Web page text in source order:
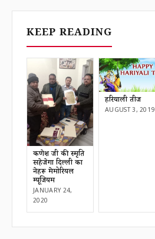
KEEP READING
करुणेश जी की स्मृति
सहेजेगा दिल्ली का
नेहरू मेमोरियल
म्यूजियम
JANUARY 24,
2020
हरियाली तीज
AUGUST 3, 2019